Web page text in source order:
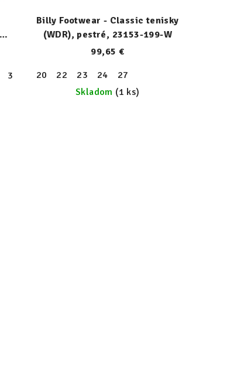
34 36 37 38 40
41
Billy Footwear - Classic tenisky
(WDR), pestré, 23153-199-W
99,65 €
20
22 23 24
27
Skladom (1 ks)